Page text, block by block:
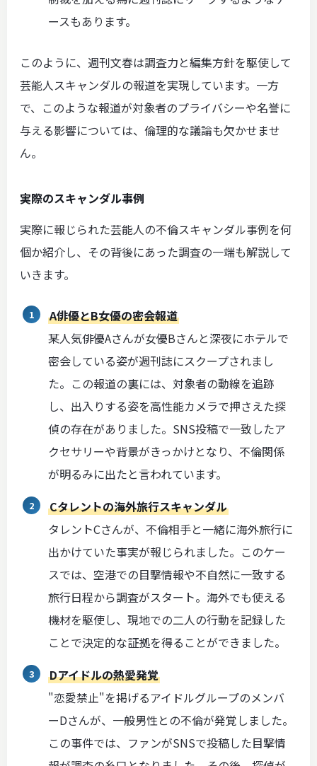
ースもあります。
このように、週刊文春は調査力と編集方針を駆使して
芸能人スキャンダルの報道を実現しています。一方
で、このような報道が対象者のプライバシーや名誉に
与える影響については、倫理的な議論も欠かせませ
ん。
実際のスキャンダル事例
実際に報じられた芸能人の不倫スキャンダル事例を何
個か紹介し、その背後にあった調査の一端も解説して
いきます。
A俳優とB女優の密会報道
某人気俳優Aさんが女優Bさんと深夜にホテルで
密会している姿が週刊誌にスクープされまし
た。この報道の裏には、対象者の動線を追跡
し、出入りする姿を高性能カメラで押さえた探
偵の存在がありました。SNS投稿で一致したア
クセサリーや背景がきっかけとなり、不倫関係
が明るみに出たと言われています。
Cタレントの海外旅行スキャンダル
タレントCさんが、不倫相手と一緒に海外旅行に
出かけていた事実が報じられました。このケー
スでは、空港での目撃情報や不自然に一致する
旅行日程から調査がスタート。海外でも使える
機材を駆使し、現地での二人の行動を記録した
ことで決定的な証拠を得ることができました。
Dアイドルの熱愛発覚
"恋愛禁止"を掲げるアイドルグループのメンバ
ーDさんが、一般男性との不倫が発覚しました。
この事件では、ファンがSNSで投稿した目撃情